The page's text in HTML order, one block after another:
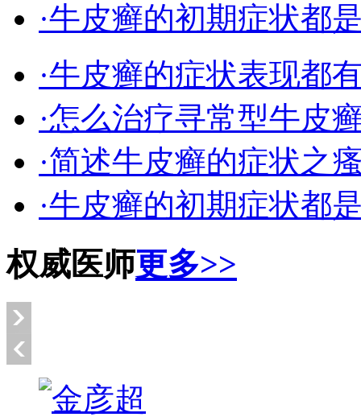
·牛皮癣的初期症状都
·牛皮癣的症状表现都
·怎么治疗寻常型牛皮
·简述牛皮癣的症状之
·牛皮癣的初期症状都
权威医师更多>>